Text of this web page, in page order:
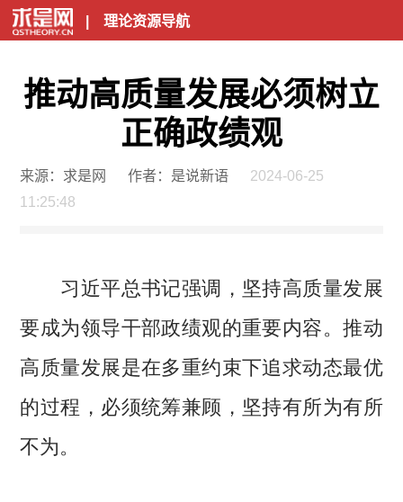
| 理论资源导航
推动高质量发展必须树立
正确政绩观
来源：求是网 作者：是说新语
2024-06-25
11:25:48
习近平总书记强调，坚持高质量发展
要成为领导干部政绩观的重要内容。推动
高质量发展是在多重约束下追求动态最优
的过程，必须统筹兼顾，坚持有所为有所
不为。